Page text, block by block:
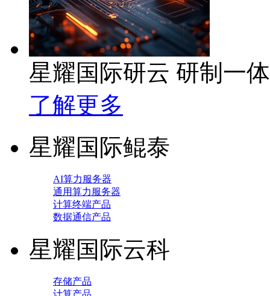
星耀国际研云 研制一
了解更多
星耀国际鲲泰
AI算力服务器
通用算力服务器
计算终端产品
数据通信产品
星耀国际云科
存储产品
计算产品